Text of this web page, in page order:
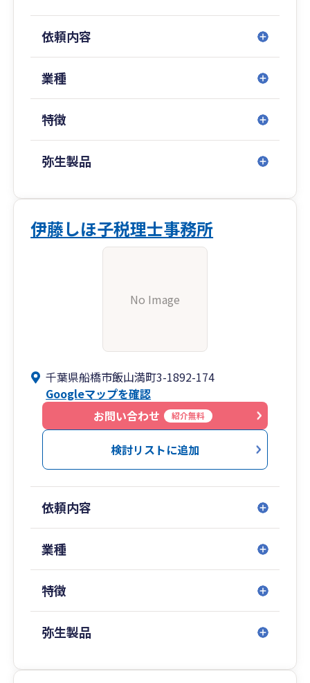
依頼内容
業種
特徴
弥生製品
伊藤しほ子税理士事務所
No Image
千葉県船橋市飯山満町3-1892-174
Googleマップを確認
お問い合わせ
紹介無料
検討リストに追加
依頼内容
業種
特徴
弥生製品